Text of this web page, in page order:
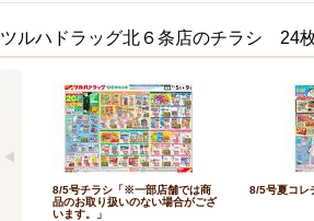
ツルハドラッグ北６条店のチラシ 24
8/5号チラシ「※一部店舗では商
品のお取り扱いのない場合がござ
います。」
8/5号夏コレ